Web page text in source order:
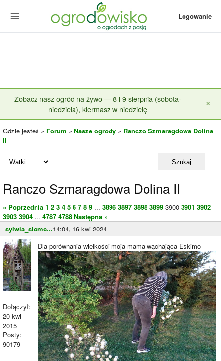
Logowanie
Zobacz nasz ogród na żywo — 8 i 9 sierpnia (sobota-
niedziela), kiermasz w niedzielę
×
Gdzie jesteś » Forum » Nasze ogrody » Ranczo Szmaragdowa Dolina
II
Szukaj
Ranczo Szmaragdowa Dolina II
« Poprzednia 1 2 3 4 5 6 7 8 9 ... 3896 3897 3898 3899 3900 3901 3902
3903 3904 ... 4787 4788 Następna »
sylwia_slomc...14:04, 16 kwi 2024
Dołączył:
20 kwi
2015
Posty:
90179
Dla porównania wielkości moja mama wąchająca Eskimo